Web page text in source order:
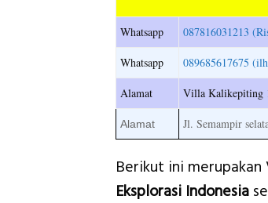
Whatsapp 087816031213
Whatsapp 089685617675
Alamat Villa Kalikepiting
Alamat Jl. Semampir
Berikut ini
Eksplorasi Indonesia